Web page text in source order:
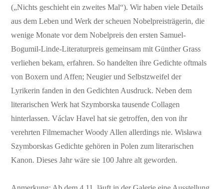
(„Nichts geschieht ein zweites Mal“). Wir haben viele Details
aus dem Leben und Werk der scheuen Nobelpreisträgerin, die
wenige Monate vor dem Nobelpreis den ersten Samuel-
Bogumil-Linde-Literaturpreis gemeinsam mit Günther Grass
verliehen bekam, erfahren. So handelten ihre Gedichte oftmals
von Boxern und Affen; Neugier und Selbstzweifel der
Lyrikerin fanden in den Gedichten Ausdruck. Neben dem
literarischen Werk hat Szymborska tausende Collagen
hinterlassen. Václav Havel hat sie getroffen, den von ihr
verehrten Filmemacher Woody Allen allerdings nie. Wisława
Szymborskas Gedichte gehören in Polen zum literarischen
Kanon. Dieses Jahr wäre sie 100 Jahre alt geworden.